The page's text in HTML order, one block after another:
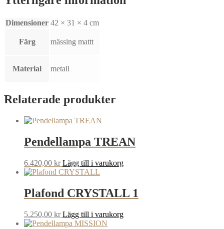
Dimensioner 42 × 31 × 4 cm
Färg mässing mattt
Material metall
Relaterade produkter
Pendellampa TREAN
6.420,00 kr Lägg till i varukorg
Plafond CRYSTALL 1
5.250,00 kr Lägg till i varukorg